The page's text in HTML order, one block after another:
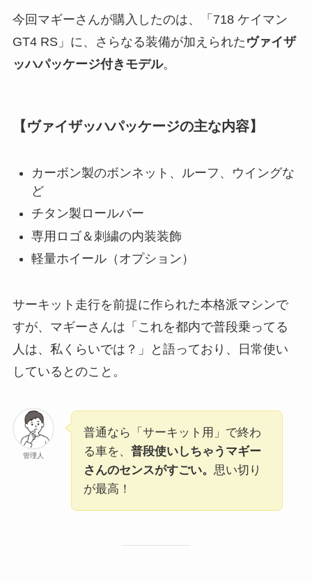
今回マギーさんが購入したのは、「718 ケイマン
GT4 RS」に、さらなる装備が加えられた ヴァイザ
ッハパッケージ付きモデル。
【ヴァイザッハパッケージの主な内容】
カーボン製のボンネット、ルーフ、ウイングな
ど
チタン製ロールバー
専用ロゴ＆刺繍の内装装飾
軽量ホイール（オプション）
サーキット走行を前提に作られた本格派マシンで
すが、マギーさんは「これを都内で普段乗ってる
人は、私くらいでは？」と語っており、日常使い
しているとのこと。
管理人
普通なら「サーキット用」で終わ
る車を、 普段使いしちゃうマギー
さんのセンスがすごい。 思い切り
が最高！